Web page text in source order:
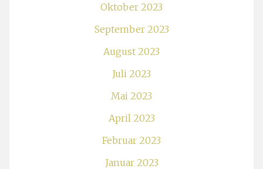
Oktober 2023
September 2023
August 2023
Juli 2023
Mai 2023
April 2023
Februar 2023
Januar 2023